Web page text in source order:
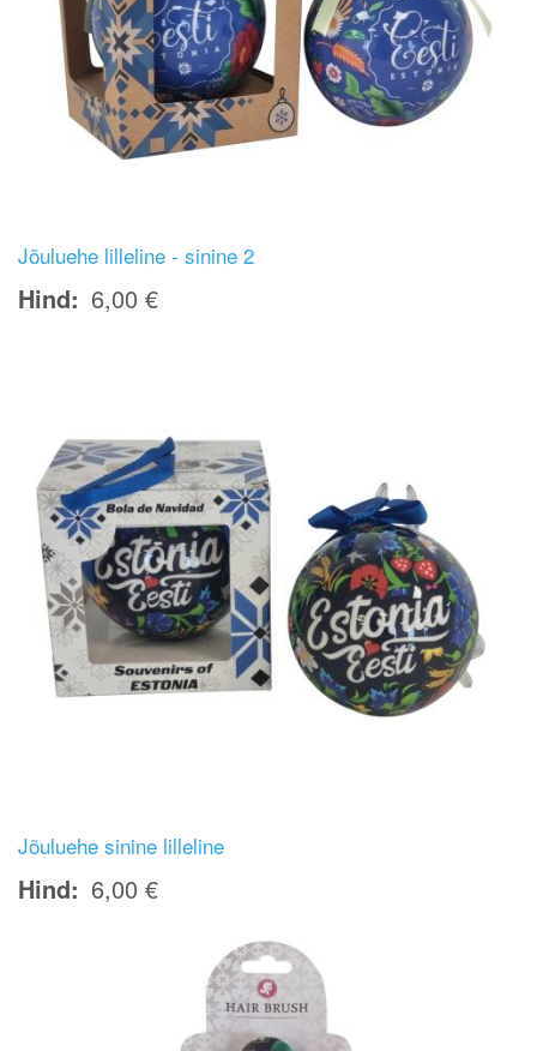
Jõuluehe lilleline - sinine 2
Hind 6,00 €
Jõuluehe sinine lilleline
Hind 6,00 €